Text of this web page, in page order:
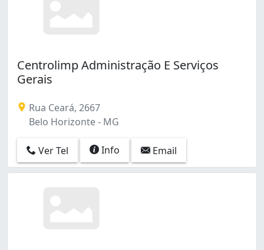
Centrolimp Administração E Serviços
Gerais
Rua Ceará, 2667
Belo Horizonte - MG
Ver Tel Info Email